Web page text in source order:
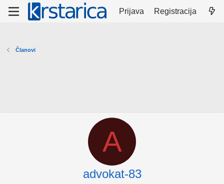
Prijava Registracija
Članovi
A
advokat-83